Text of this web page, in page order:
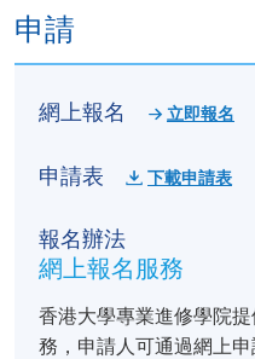
申請
網上報名 立即報名
申請表 下載申請表
報名辦法
網上報名服務
香港大學專業進修學院
務，申請人可通過網上